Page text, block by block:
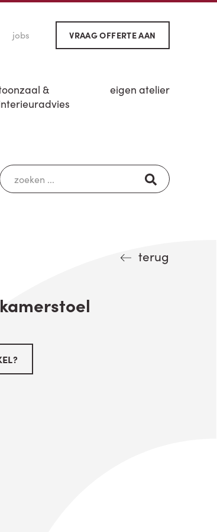
jobs VRAAG OFFERTE AAN
&
eigen atelier
terug